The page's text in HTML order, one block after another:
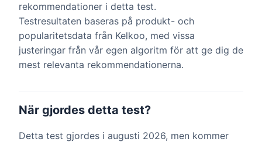
rekommendationer i detta test.
Testresultaten baseras på produkt- och
popularitetsdata från Kelkoo, med vissa
justeringar från vår egen algoritm för att ge dig de
mest relevanta rekommendationerna.
När gjordes detta test?
Detta test gjordes i augusti 2026, men kommer